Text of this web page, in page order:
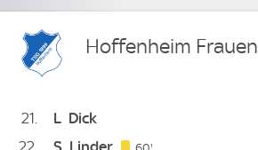
Hoffenheim Frauen
21 L Dick
22
S Linder